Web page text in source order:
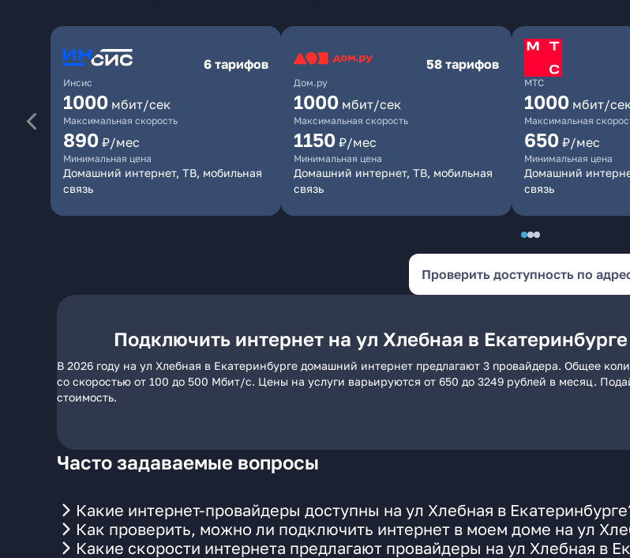
Инсис
6 тарифов
1000 мбит/сек
Максимальная скорость
890 ₽/мес
Минимальная цена
Домашний интернет, ТВ, мобильная
связь
Дом.ру
58 тарифов
1000 мбит/сек
Максимальная скорость
1150 ₽/мес
Минимальная цена
Домашний интернет, ТВ, мобильная
связь
МТС
1000 мбит/
Максимальная
650 ₽/мес
Минимальная цена
Домашний
связь
Проверить доступность по
Подключить интернет на ул Хлебная в Екатеринбурге
В 2026 году на ул Хлебная в Екатеринбурге домашний интернет предлагают 3 провайдера. Общее
со скоростью от 100 до 500 Мбит/с. Цены на услуги варьируются от 650 до 3249 рублей в месяц.
стоимость.
Часто задаваемые вопросы
Какие интернет-провайдеры доступны на ул Хлебная в
Как проверить, можно ли подключить интернет в моем доме на ул
Какие скорости интернета предлагают провайдеры на ул Хлебная в